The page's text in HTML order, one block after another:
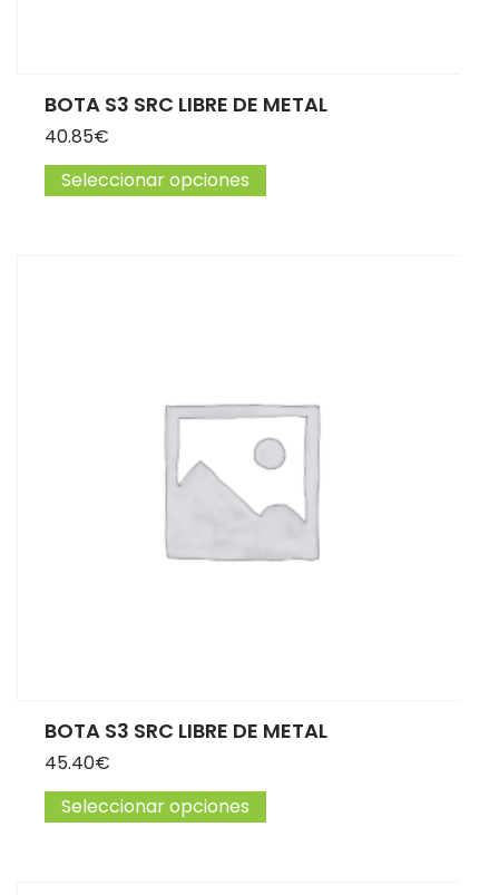
BOTA S3 SRC LIBRE DE METAL
40.85€
Seleccionar opciones
BOTA S3 SRC LIBRE DE METAL
45.40€
Seleccionar opciones